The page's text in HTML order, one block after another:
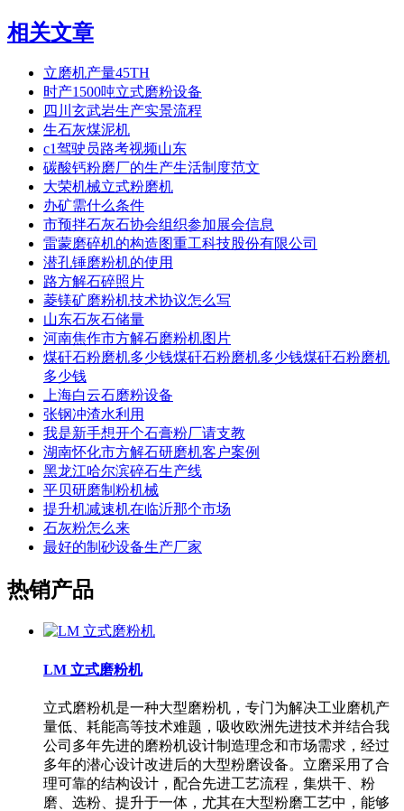
相关文章
立磨机产量45TH
时产1500吨立式磨粉设备
四川玄武岩生产实景流程
生石灰煤泥机
c1驾驶员路考视频山东
碳酸钙粉磨厂的生产生活制度范文
大荣机械立式粉磨机
办矿需什么条件
市预拌石灰石协会组织参加展会信息
雷蒙磨碎机的构造图重工科技股份有限公司
潜孔锤磨粉机的使用
路方解石碎照片
菱镁矿磨粉机技术协议怎么写
山东石灰石储量
河南焦作市方解石磨粉机图片
煤矸石粉磨机多少钱煤矸石粉磨机多少钱煤矸石粉磨机
多少钱
上海白云石磨粉设备
张钢冲渣水利用
我是新手想开个石膏粉厂请支教
湖南怀化市方解石研磨机客户案例
黑龙江哈尔滨碎石生产线
平贝研磨制粉机械
提升机减速机在临沂那个市场
石灰粉怎么来
最好的制砂设备生产厂家
热销产品
LM 立式磨粉机
立式磨粉机是一种大型磨粉机，专门为解决工业磨机产
量低、耗能高等技术难题，吸收欧洲先进技术并结合我
公司多年先进的磨粉机设计制造理念和市场需求，经过
多年的潜心设计改进后的大型粉磨设备。立磨采用了合
理可靠的结构设计，配合先进工艺流程，集烘干、粉
磨、选粉、提升于一体，尤其在大型粉磨工艺中，能够